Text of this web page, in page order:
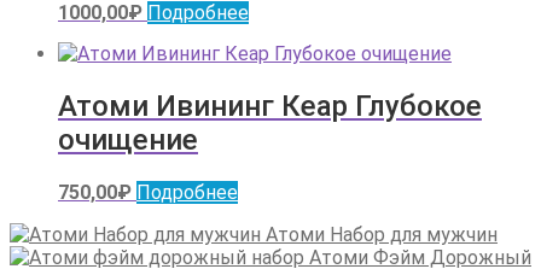
1000,00₽ Подробнее
Атоми Ивининг Кеар Глубокое
очищение
750,00₽ Подробнее
Атоми Набор для мужчин
Атоми Фэйм Дорожный